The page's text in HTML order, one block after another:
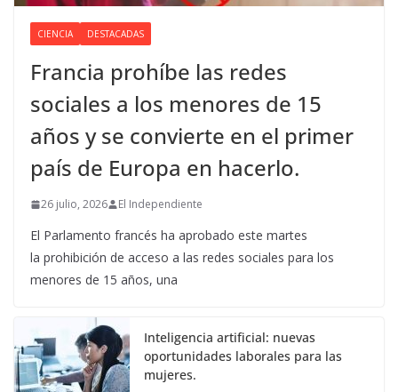
CIENCIA DESTACADAS
Francia prohíbe las redes
sociales a los menores de 15
años y se convierte en el primer
país de Europa en hacerlo.
26 julio, 2026 El Independiente
El Parlamento francés ha aprobado este martes
la prohibición de acceso a las redes sociales para los
menores de 15 años, una
Inteligencia artificial: nuevas
oportunidades laborales para las
mujeres.